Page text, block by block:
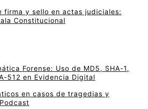
firma y sello en actas judiciales:
Constitucional
Forense: Uso de MD5, SHA-1,
512 en Evidencia Digital
en casos de tragedias y